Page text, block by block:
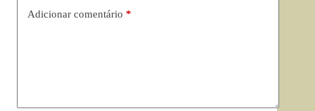
Adicionar comentário *